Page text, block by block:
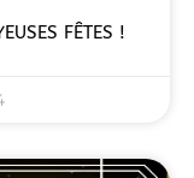
FÊTES !